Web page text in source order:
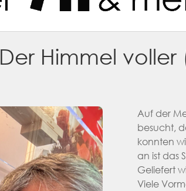
Der Himmel voller
Auf der
besucht,
konnten
an ist das
Geliefert
Viele